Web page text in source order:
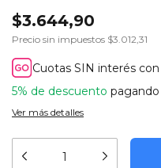
$3.644,90
Precio sin impuestos $3.012,31
Cuotas SIN interés con
5% de descuento
Ver más detalles